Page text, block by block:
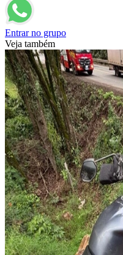
Entrar no grupo
Veja também